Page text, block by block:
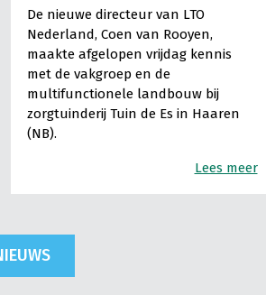
De nieuwe directeur van LTO
Nederland, Coen van Rooyen,
maakte afgelopen vrijdag kennis
met de vakgroep en de
multifunctionele landbouw bij
zorgtuinderij Tuin de Es in Haaren
(NB).
Lees meer